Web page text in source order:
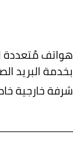
هواتف مُتعددة
بخدمة البريد
شرفة خارجية